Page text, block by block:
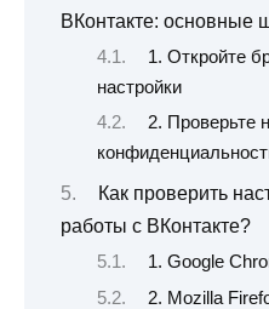
ВКонтакте: основные
1. Откройте
настройки
2. Проверьте
Как проверить
работы с ВКонтакте?
1. Google
2. Mozilla